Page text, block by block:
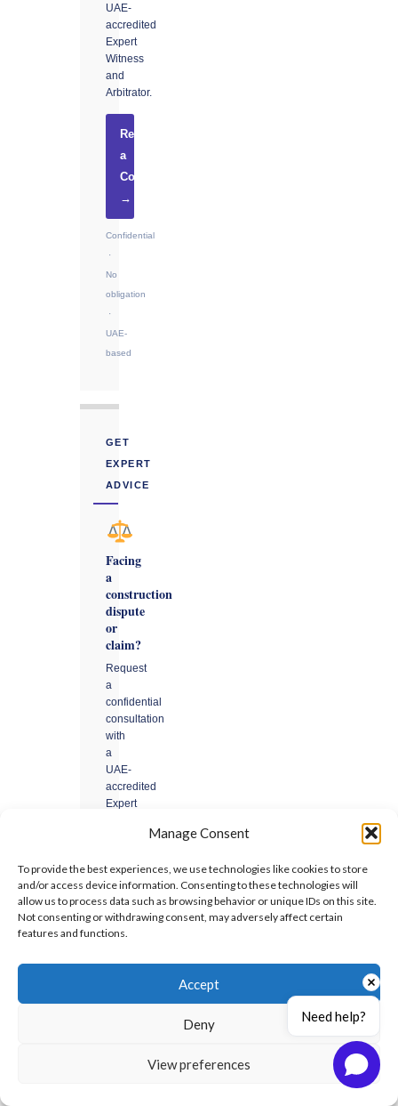
Manage Consent
To provide the best experiences, we use technologies like cookies to store
and/or access device information. Consenting to these technologies will
allow us to process data such as browsing behavior or unique IDs on this site.
Not consenting or withdrawing consent, may adversely affect certain
features and functions.
Accept
Deny
View preferences
UAE-
accredited
Expert
Witness
and
Arbitrator.
Request
a
Consultation
→
Confidential
·
No
obligation
·
UAE-
based
GET
EXPERT
ADVICE
Facing
a
construction
dispute
or
claim?
Request
a
confidential
consultation
with
a
UAE-
accredited
Expert
Request
a
Consultation
Need help?